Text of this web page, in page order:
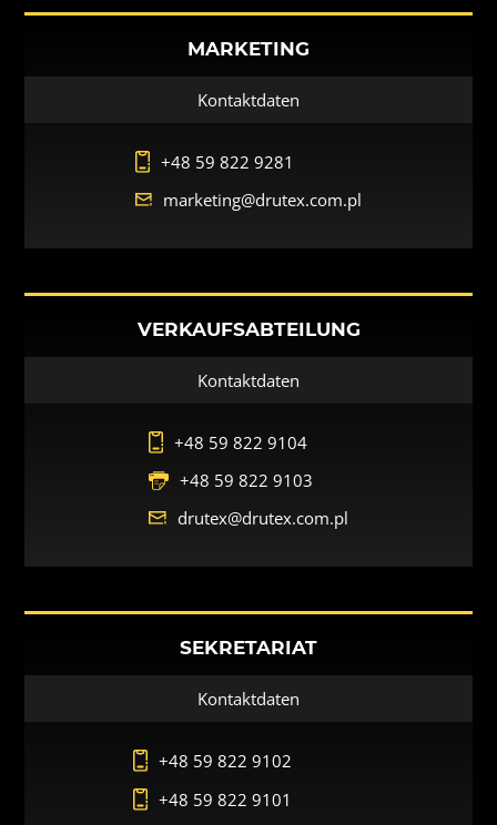
MARKETING
Kontaktdaten
+48 59 822 9281
marketing@drutex.com.pl
VERKAUFSABTEILUNG
Kontaktdaten
+48 59 822 9104
+48 59 822 9103
drutex@drutex.com.pl
SEKRETARIAT
Kontaktdaten
+48 59 822 9102
+48 59 822 9101